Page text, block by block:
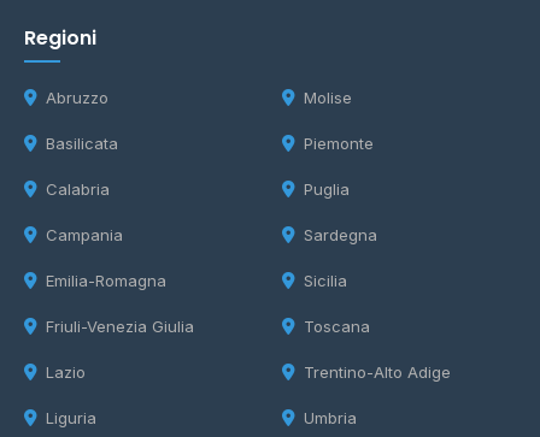
Regioni
Abruzzo
Basilicata
Calabria
Campania
Emilia-Romagna
Friuli-Venezia Giulia
Lazio
Liguria
Molise
Piemonte
Puglia
Sardegna
Sicilia
Toscana
Trentino-Alto Adige
Umbria